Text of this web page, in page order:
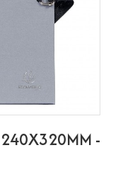
240X320MM -